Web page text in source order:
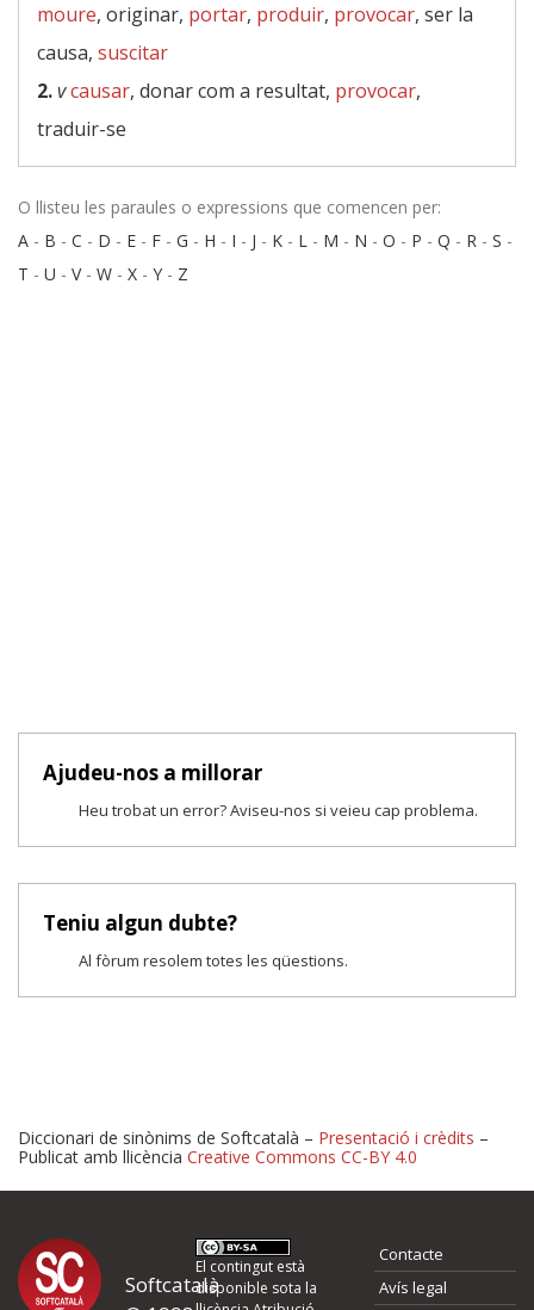
moure, originar, portar, produir, provocar, ser la
causa, suscitar
2.vcausar, donar com a resultat, provocar,
traduir-se
O llisteu les paraules o expressions que comencen per:
A - B - C - D - E - F - G - H - I - J - K - L - M - N - O - P - Q - R - S -
T - U - V- W - X - Y - Z
Ajudeu-nos a millorar
Heu trobat un error? Aviseu-nos si veieu cap problema.
Teniu algun dubte?
Al fòrum resolem totes les qüestions.
Proposeu-nos millores o
d'errors
Diccionari de sinònims de Softcatalà – Presentació i crèdits –
Publicat amb llicència Creative Commons CC-BY 4.0
Softcatalà
El contingut està
disponible sota la
Contacte
Avís legal